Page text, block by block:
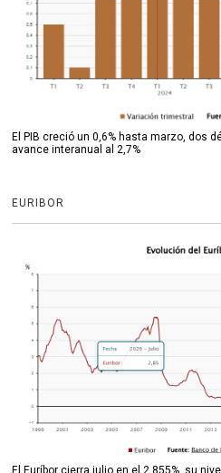
El PIB creció un 0,6% hasta marzo, dos
avance interanual al 2,7%
EURIBOR
El Euríbor cierra julio en el 2,855%, su